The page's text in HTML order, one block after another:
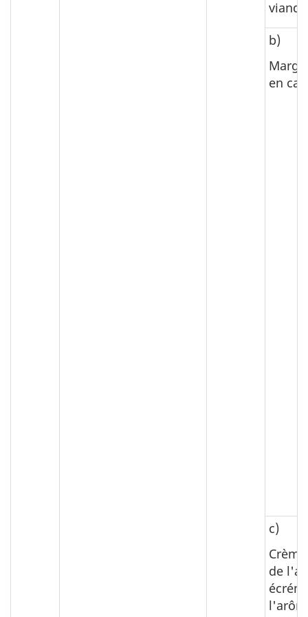
b)
en
c)
de